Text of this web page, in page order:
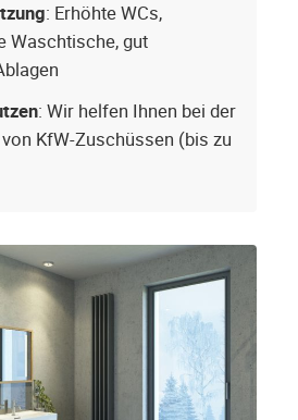
: Erhöhte WCs,
Waschtische, gut
: Wir helfen Ihnen bei der
KfW-Zuschüssen (bis zu